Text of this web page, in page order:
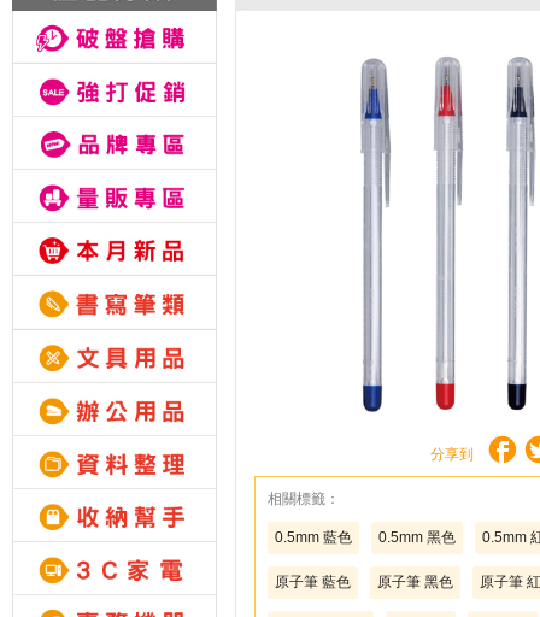
分享到
相關標籤：
0.5mm 藍色 0.5mm 黑色 0.5mm
原子筆 藍色 原子筆 黑色 原子筆